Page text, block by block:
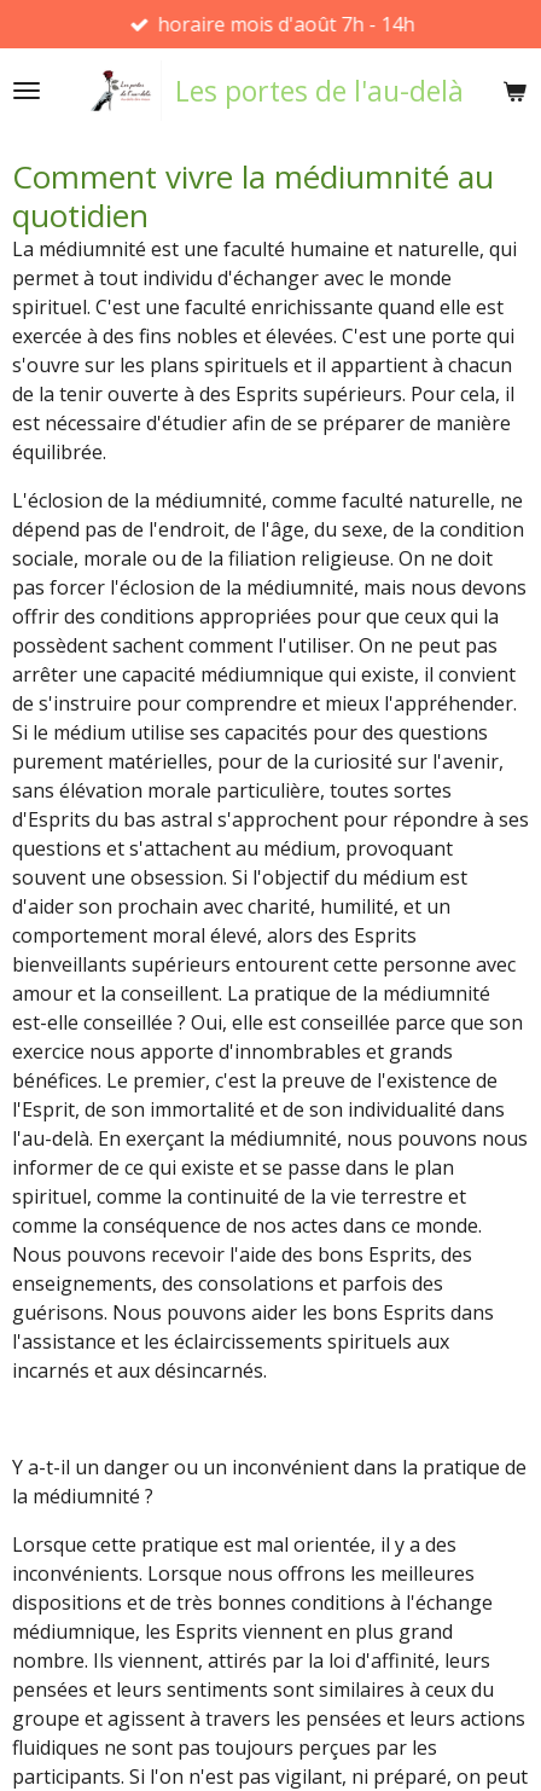
au
contenu
Les portes de l'au-delà
horaire mois d'août 7h - 14h
Comment vivre la médiumnité au
quotidien
La médiumnité est une faculté humaine et naturelle, qui
permet à tout individu d'échanger avec le monde
spirituel. C'est une faculté enrichissante quand elle est
exercée à des fins nobles et élevées. C'est une porte qui
s'ouvre sur les plans spirituels et il appartient à chacun
de la tenir ouverte à des Esprits supérieurs. Pour cela, il
est nécessaire d'étudier afin de se préparer de manière
équilibrée.
L'éclosion de la médiumnité, comme faculté naturelle, ne
dépend pas de l'endroit, de l'âge, du sexe, de la condition
sociale, morale ou de la filiation religieuse. On ne doit
pas forcer l'éclosion de la médiumnité, mais nous devons
offrir des conditions appropriées pour que ceux qui la
possèdent sachent comment l'utiliser. On ne peut pas
arrêter une capacité médiumnique qui existe, il convient
de s'instruire pour comprendre et mieux l'appréhender.
Si le médium utilise ses capacités pour des questions
purement matérielles, pour de la curiosité sur l'avenir,
sans élévation morale particulière, toutes sortes
d'Esprits du bas astral s'approchent pour répondre à ses
questions et s'attachent au médium, provoquant
souvent une obsession. Si l'objectif du médium est
d'aider son prochain avec charité, humilité, et un
comportement moral élevé, alors des Esprits
bienveillants supérieurs entourent cette personne avec
amour et la conseillent. La pratique de la médiumnité
est-elle conseillée ? Oui, elle est conseillée parce que son
exercice nous apporte d'innombrables et grands
bénéfices. Le premier, c'est la preuve de l'existence de
l'Esprit, de son immortalité et de son individualité dans
l'au-delà. En exerçant la médiumnité, nous pouvons nous
informer de ce qui existe et se passe dans le plan
spirituel, comme la continuité de la vie terrestre et
comme la conséquence de nos actes dans ce monde.
Nous pouvons recevoir l'aide des bons Esprits, des
enseignements, des consolations et parfois des
guérisons. Nous pouvons aider les bons Esprits dans
l'assistance et les éclaircissements spirituels aux
incarnés et aux désincarnés.
Y a-t-il un danger ou un inconvénient dans la pratique de
la médiumnité ?
Lorsque cette pratique est mal orientée, il y a des
inconvénients. Lorsque nous offrons les meilleures
dispositions et de très bonnes conditions à l'échange
médiumnique, les Esprits viennent en plus grand
nombre. Ils viennent, attirés par la loi d'affinité, leurs
pensées et leurs sentiments sont similaires à ceux du
groupe et agissent à travers les pensées et leurs actions
fluidiques ne sont pas toujours perçues par les
participants. Si l'on n'est pas vigilant, ni préparé, on peut